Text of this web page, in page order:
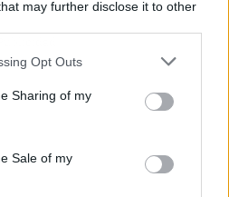
may further disclose it to other
Opt Outs
Sharing of my
Sale of my